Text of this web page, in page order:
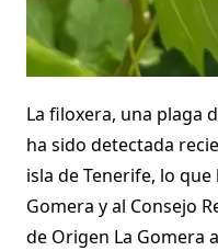
La filoxera, una plaga
ha sido detectada
isla de Tenerife, lo
Gomera y al Consejo
de Origen La Gomera